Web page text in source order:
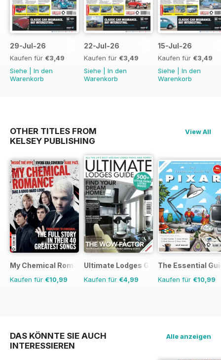
29-Jul-26
Kaufen für €3,49
Siehe
In den
Warenkorb
22-Jul-26
Kaufen für €3,49
Siehe
In den
Warenkorb
15-Jul-26
Kaufen für €3,49
Siehe
In den
Warenkorb
OTHER TITLES FROM
KELSEY PUBLISHING
View All
My Chemical Romance Bookazine
Kaufen für €10,99
Ultimate Lodges Guide
Kaufen für €4,99
The Essential
Kaufen für €10,99
DAS KÖNNTE SIE AUCH
INTERESSIEREN
Alle anzeigen